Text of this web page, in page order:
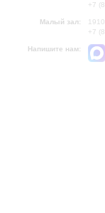
+7
Малый зал:
+7
Напишите нам: